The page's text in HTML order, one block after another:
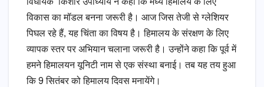
विकास का मॉडल बनना जरूरी है। आज जिस तेजी से ग्लेशियर
पिघल रहे हैं, यह चिंता का विषय है। हिमालय के संरक्षण के लिए
व्यापक स्तर पर अभियान चलाना जरूरी है। उन्होंने कहा कि पूर्व में
हमने हिमालयन यूनिटी नाम से एक संस्था बनाई। तब यह तय हुआ
कि 9 सितंबर को हिमालय दिवस मनायेंगे।